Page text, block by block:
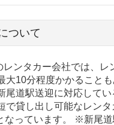
ついて
レンタカー会社では、
大10分程度かかること
尾道駅送迎に対応して
で貸し出し可能なレン
なっています。 ※新尾